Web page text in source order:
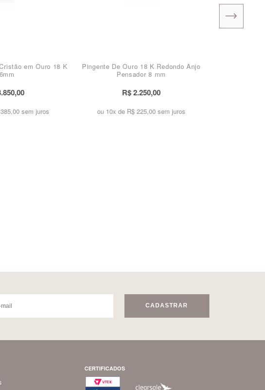
em Ouro 18 K
sem juros
Pingente De Ouro 18 K Redondo Anjo
Pensador 8 mm
R$ 2.250,00
ou 10x de R$ 225,00 sem juros
CADASTRAR
CERTIFICADOS